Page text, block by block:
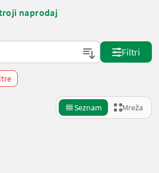
naprodaj
Filtri
Seznam Mreža